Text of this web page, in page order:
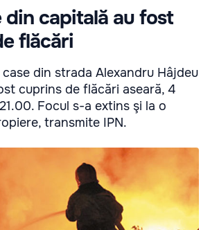
din capitală au fost
flăcări
din strada Alexandru Hâjdeu
cuprins de flăcări aseară, 4
Focul s-a extins şi la o
transmite IPN.